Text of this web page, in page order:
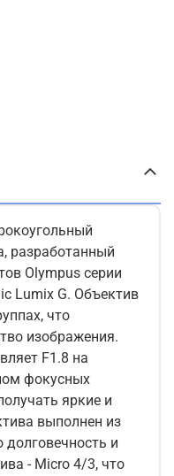
разработанный
Olympus серии
G. Объектив
что
изображения.
F1.8 на
фокусных
яркие и
долговечность и
- Micro 4/3, что